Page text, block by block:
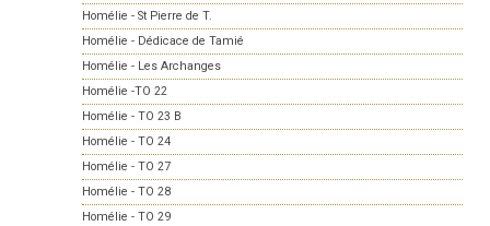
Homélie - St Pierre de T.
Homélie - Dédicace de Tamié
Homélie - Les Archanges
Homélie -TO 22
Homélie - TO 23 B
Homélie - TO 24
Homélie - TO 27
Homélie - TO 28
Homélie - TO 29